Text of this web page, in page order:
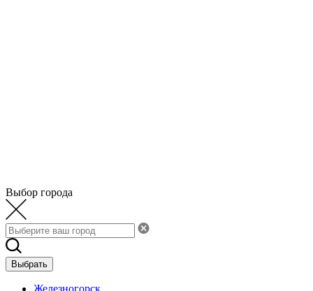
Выбор города
Выбрать
Железногорск